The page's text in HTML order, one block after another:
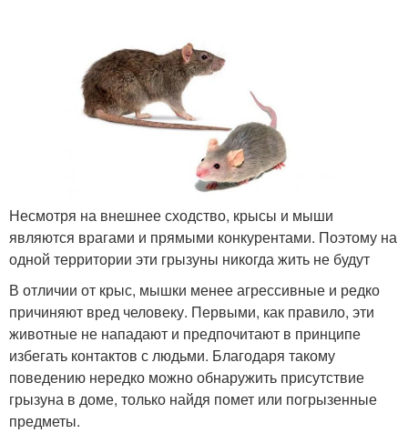
Несмотря на внешнее сходство, крысы и мыши
являются врагами и прямыми конкурентами. Поэтому на
одной территории эти грызуны никогда жить не будут
В отличии от крыс, мышки менее агрессивные и редко
причиняют вред человеку. Первыми, как правило, эти
животные не нападают и предпочитают в принципе
избегать контактов с людьми. Благодаря такому
поведению нередко можно обнаружить присутствие
грызуна в доме, только найдя помет или погрызенные
предметы.